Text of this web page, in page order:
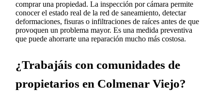
comprar una propiedad. La inspección por cámara permite
conocer el estado real de la red de saneamiento, detectar
deformaciones, fisuras o infiltraciones de raíces antes de que
provoquen un problema mayor. Es una medida preventiva
que puede ahorrarte una reparación mucho más costosa.
¿Trabajáis con comunidades de
propietarios en Colmenar Viejo?